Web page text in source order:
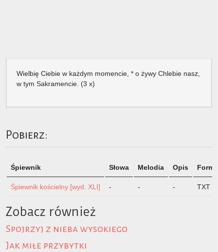
Wielbię Ciebie w każdym momencie, * o żywy Chlebie nasz,
w tym Sakramencie. (3 x)
Pobierz:
Śpiewnik Słowa Melodia Opis
Śpiewnik kościelny [wyd. XLI] - - - TXT
Zobacz również
Spojrzyj z nieba wysokiego
Jak miłe przybytki